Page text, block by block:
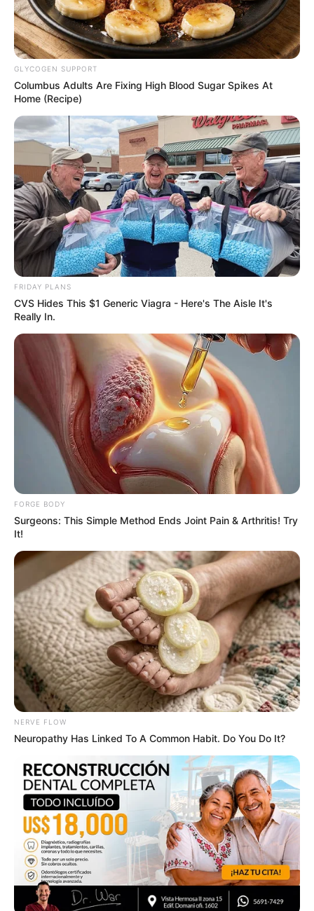
เดือนสิงหาคมเรื่องที่ทำให้คุณเครียดมากที่สุดก็คือ ความ
พ่ายแพ้ เพราะคุณไม่ชอบแพ้ใครแม้แต่เรื่องเล็กๆ น้อยๆ วิธี
ผ่อนคลายของคุณคือการได้ดูหนัง ฟังเพลง ช้อป ดื่ม กิน
เที่ยว ของใช้ทุกอย่างต้องดูดีมีระดับ แค่นั้นมันก้อทำให้คุณ
หายเครียดไปเยอะแล้ว
เดือนกันยายน การได้นอนเกลือกกลิ้งอยู่กับคนรัก มันก็
เป็นการผ่อนคลายที่มีความสุขของคุณแล้ว
เดือนตุลาคมคุณชอบอยู่ท่ามกลางผู้คนมากมาย สิ่งที่
ทำให้คุณเครียดได้ ก็คือความเหงา แค่ได้วุ่นวายกับเสื้อผ้า
แต่งหน้า ทำผม แบบโน้นแบบนี้ ก็เป็นการผ่อนคลาย
สำหรับคุณแล้ว
เดือนพฤศจิกายนคุณเป็นคนที่เกิดอาการเครียดได้บ่อย
เหมือนกัน โดยเฉพาะเรื่องความรัก การผ่อนคลายขอเธอ
น่าจะเป็นการอ่านหนังสือนิยายรัก กุ๊กกิ๊ก ก็ช่วยคุณได้
เหมือนกันนะ
เดือนธันวาคมสิ่งที่ทำให้คุณเครียดก็คือ การที่ต้องทนอยู่
กันอะไรนานๆ เพราะคุณเป็นคนไม่ชอบอยู่นิ่ง ออกแนวไฮ
เปอร์หน่อยๆ การผ่อนคลายของคุณคือการได้ไปเที่ยวในที่
ต่างๆ ไม่งั้นก็อ่านหนังสือแบบไม่จำกัดแนว ก็ช่วยให้สมอง
คุณปลอดโปร่งได้เช่นกัน
ขอบคุณข้อมูลจาก Forward Mail
วิธีคลายเครียดตามเดือนเกิดของคุณ
ABOUT THE AUTHOR
GLYCOGEN SUPPORT
Columbus Adults Are Fixing High Blood Sugar Spikes At
Home (Recipe)
FRIDAY PLANS
CVS Hides This $1 Generic Viagra - Here's The Aisle It's
Really In.
FORGE BODY
Surgeons: This Simple Method Ends Joint Pain & Arthritis! Try
It!
NERVE FLOW
Neuropathy Has Linked To A Common Habit. Do You Do It?